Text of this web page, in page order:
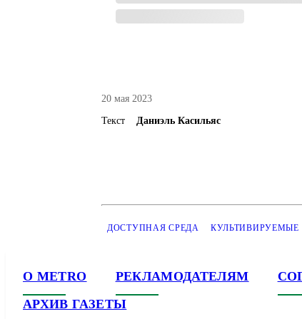
20 мая 2023
Текст Даниэль Касильяс
ДОСТУПНАЯ СРЕДА КУЛЬТИВИРУЕМЫЕ
О METRO РЕКЛАМОДАТЕЛЯМ
АРХИВ ГАЗЕТЫ